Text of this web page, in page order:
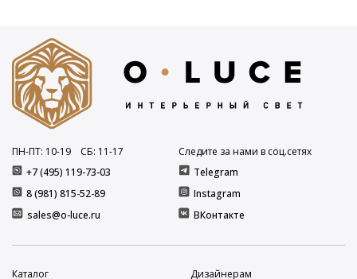
+7 (495) 119-73-03
8 (981) 815-52-89
ПН-ПТ: 10-19 СБ: 11-17
sales@o-luce.ru
Следите за нами в соц.сетях
Telegram
Instagram
ВКонтакте
Каталог Дизайнерам